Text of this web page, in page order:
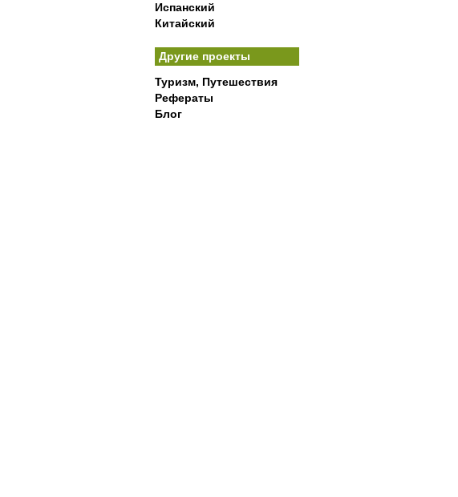
Испанский
Китайский
Другие проекты
Туризм, Путешествия
Рефераты
Блог